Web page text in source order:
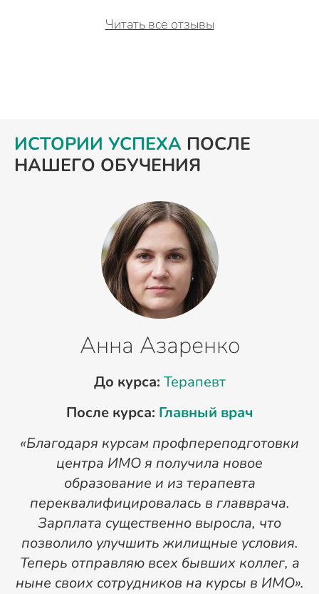
Читать все отзывы
ИСТОРИИ УСПЕХА ПОСЛЕ
НАШЕГО ОБУЧЕНИЯ
Анна Азаренко
До курса: Терапевт
После курса: Главный врач
«Благодаря курсам профпереподготовки
центра ИМО я получила новое
образование и из терапевта
переквалифицировалась в главврача.
Зарплата существенно выросла, что
позволило улучшить жилищные условия.
Теперь отправляю всех бывших коллег, а
ныне своих сотрудников на курсы в ИМО».